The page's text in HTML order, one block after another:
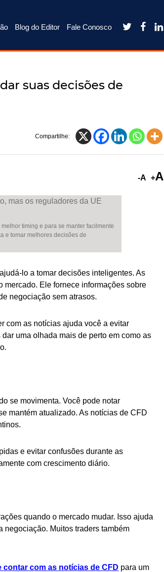
Blog do Editor Fale Conosco   
suas decisões de
Compartilhe:
-A +A
timing e para se manter facilmente
e tomar melhores decisões de
lo a tomar decisões inteligentes. As
mercado. Ele fornece informações sobre
negociação sem atrasos.
com as notícias ajuda você a evitar
uma olhada mais de perto em como as
se movimenta. Você pode notar
mantém atualizado. As notícias de CFD
e evitar confusões durante as
com crescimento diário.
quando o mercado mudar. Isso ajuda
negociação. Muitos traders também
contar com as notícias de CFD para um